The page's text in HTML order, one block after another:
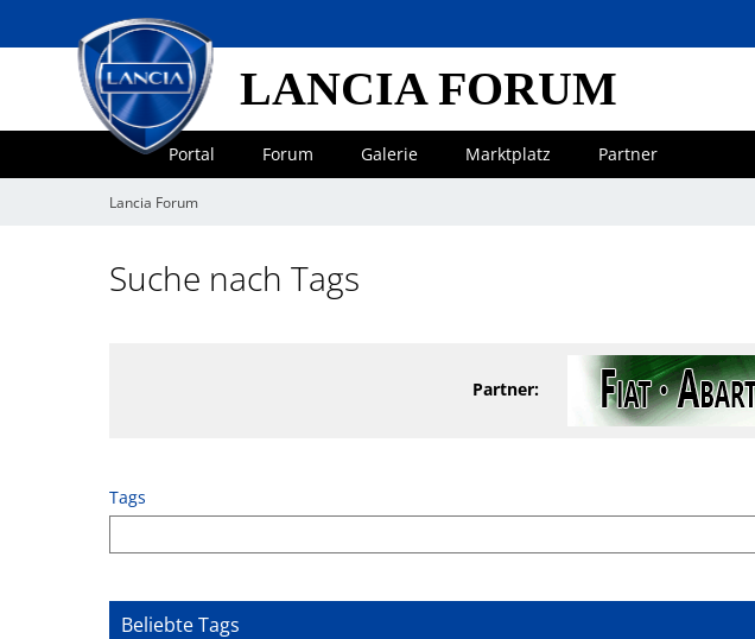
LANCIA FORUM
Portal Forum Galerie Marktplatz Partner
Lancia Forum
Suche nach Tags
Partner:
Tags
Beliebte Tags